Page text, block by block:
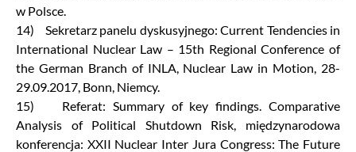
w Polsce.
14) Sekretarz panelu dyskusyjnego: Current Tendencies in
International Nuclear Law – 15th Regional Conference of
the German Branch of INLA, Nuclear Law in Motion, 28-
29.09.2017, Bonn, Niemcy.
15) Referat: Summary of key findings. Comparative
Analysis of Political Shutdown Risk, międzynarodowa
konferencja: XXII Nuclear Inter Jura Congress: The Future